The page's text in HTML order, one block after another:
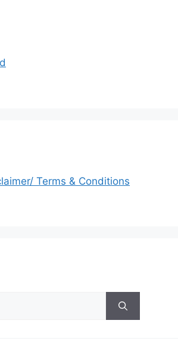
Terms & Conditions